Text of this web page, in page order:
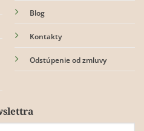
Blog
Kontakty
Odstúpenie od zmluvy